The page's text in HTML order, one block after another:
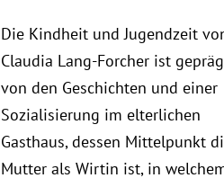
Die Kindheit und Jugendzeit
Claudia Lang-Forcher ist
von den Geschichten und einer
Sozialisierung im elterlichen
Gasthaus, dessen Mittelpunkt
Mutter als Wirtin ist, in